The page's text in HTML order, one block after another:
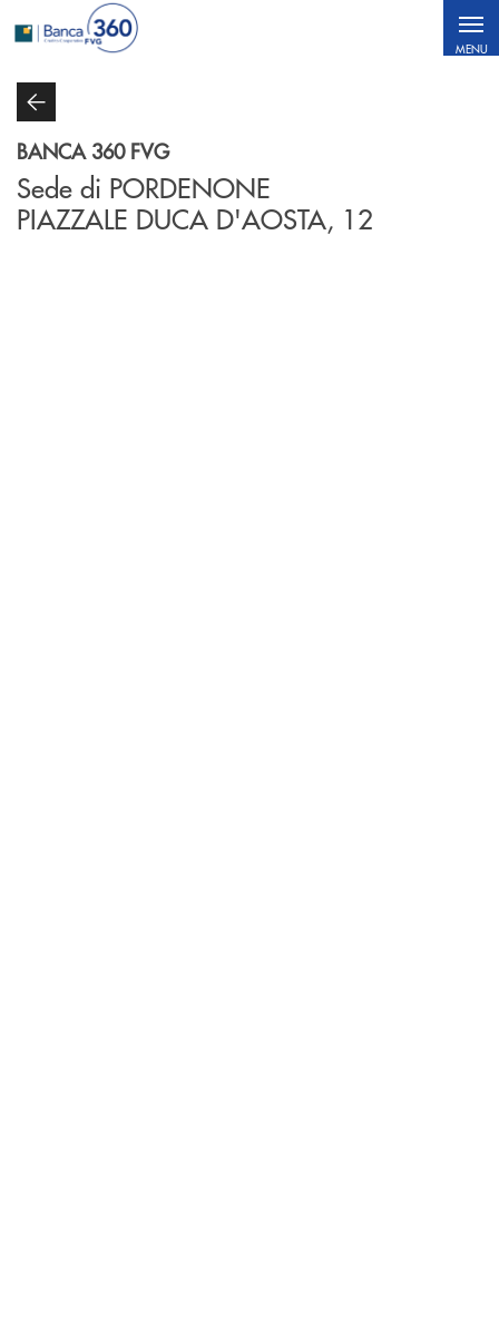
Salta al contenuto principale
MENU
BANCA 360 FVG
Sede di PORDENONE
PIAZZALE DUCA D'AOSTA, 12